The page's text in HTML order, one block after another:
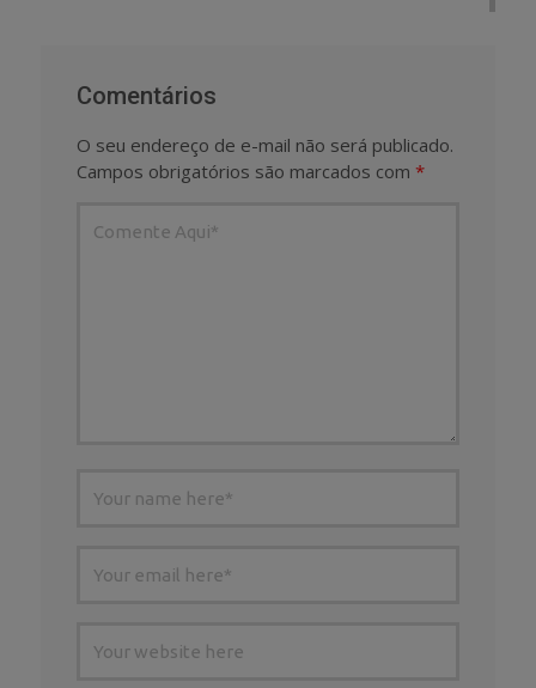
Comentários
O seu endereço de e-mail não será publicado.
Campos obrigatórios são marcados com *